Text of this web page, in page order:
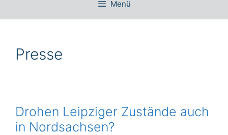
Menü
Presse
Drohen Leipziger Zustände auch
in Nordsachsen?